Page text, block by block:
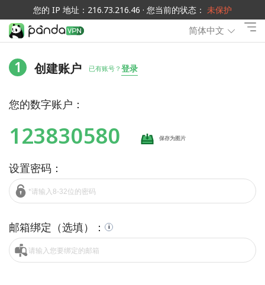
您的 IP 地址：216.73.216.46 · 您当前的状态： 未保护
简体中文
1 创建账户 已有账号？ 登录
您的数字账户：
123830580 保存为图片
设置密码：
邮箱绑定（选填）： i